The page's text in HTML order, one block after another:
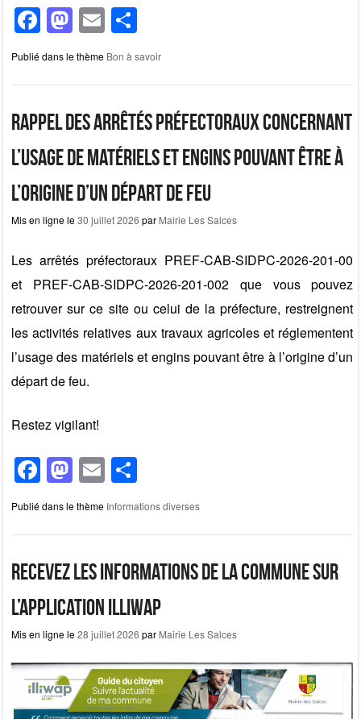
F
a
c
e
b
o
o
k
M
a
st
o
d
o
n
E
m
ail
ar
ta
g
er
Publié dans le thème Bon à savoir
Rappel des arrêtés préfectoraux concernant
l’usage de matériels et engins pouvant être à
l’origine d’un départ de feu
Mis en ligne le30 juillet 2026 par Mairie Les Salces
Les arrêtés préfectoraux PREF-CAB-SIDPC-2026-201-00
et PREF-CAB-SIDPC-2026-201-002 que vous pouvez
retrouver sur ce site ou celui de la préfecture, restreignent
les activités relatives aux travaux agricoles et réglementent
l’usage des matériels et engins pouvant être à l’origine d’un
départ de feu.
Restez vigilant!
F
a
c
e
b
o
o
k
M
a
st
o
d
o
n
E
m
ail
ar
ta
g
er
Publié dans le thème Informations diverses
Recevez les informations de la commune sur
l’application illiwap
Mis en ligne le28 juillet 2026 par Mairie Les Salces